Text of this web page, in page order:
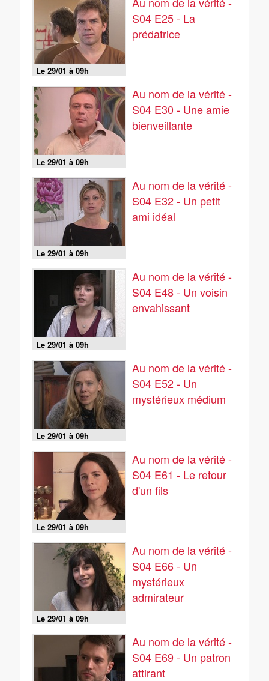
Le 29/01 à 09h
S04 E25 - La
prédatrice
Le 29/01 à 09h
Au nom de la vérité -
S04 E30 - Une amie
bienveillante
Le 29/01 à 09h
Au nom de la vérité -
S04 E32 - Un petit
ami idéal
Le 29/01 à 09h
Au nom de la vérité -
S04 E48 - Un voisin
envahissant
Le 29/01 à 09h
Au nom de la vérité -
S04 E52 - Un
mystérieux médium
Le 29/01 à 09h
Au nom de la vérité -
S04 E61 - Le retour
d'un fils
Le 29/01 à 09h
Au nom de la vérité -
S04 E66 - Un
mystérieux
admirateur
Au nom de la vérité -
S04 E69 - Un patron
attirant